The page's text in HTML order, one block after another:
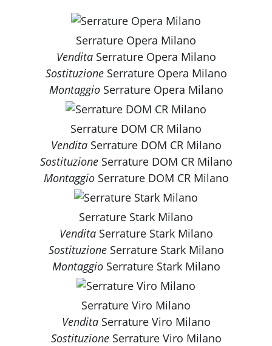
Serrature Opera Milano
Vendita Serrature Opera Milano
Sostituzione Serrature Opera Milano
Montaggio Serrature Opera Milano
Serrature DOM CR Milano
Vendita Serrature DOM CR Milano
Sostituzione Serrature DOM CR Milano
Montaggio Serrature DOM CR Milano
Serrature Stark Milano
Vendita Serrature Stark Milano
Sostituzione Serrature Stark Milano
Montaggio Serrature Stark Milano
Serrature Viro Milano
Vendita Serrature Viro Milano
Sostituzione Serrature Viro Milano